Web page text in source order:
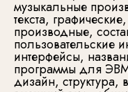
музыкальные
текста,
производные,
пользовательские
интерфейсы,
программы для
дизайн,